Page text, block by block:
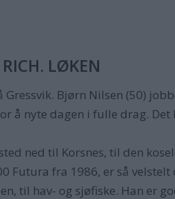
LØKEN
Bjørn Nilsen (50)
å nyte dagen i fulle drag.
ned til Korsnes, til den
Futura fra 1986, er så
til hav- og sjøfiske. Han er